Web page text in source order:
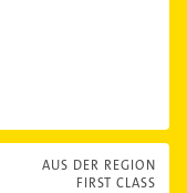
AUS DER REGION
FIRST CLASS